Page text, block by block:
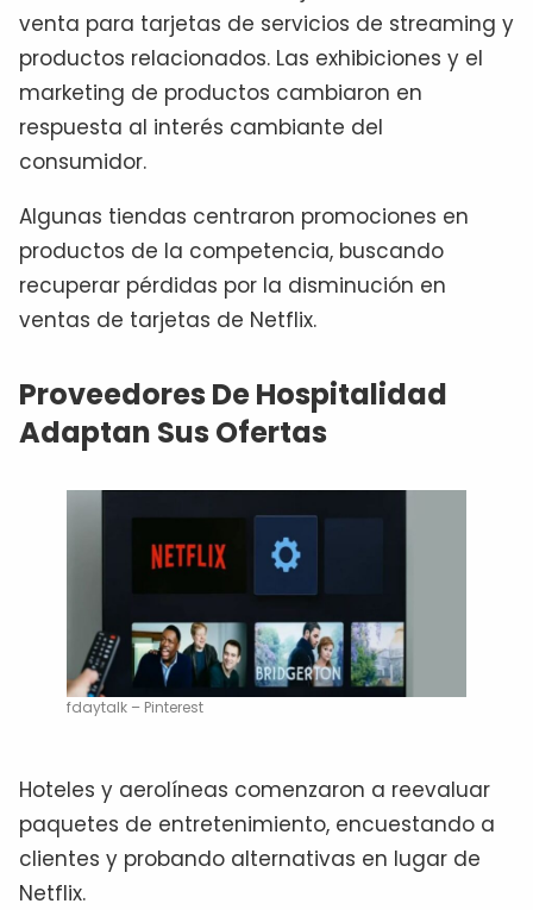
venta para tarjetas de servicios de streaming y
productos relacionados. Las exhibiciones y el
marketing de productos cambiaron en
respuesta al interés cambiante del
consumidor.
Algunas tiendas centraron promociones en
productos de la competencia, buscando
recuperar pérdidas por la disminución en
ventas de tarjetas de Netflix.
Proveedores De Hospitalidad
Adaptan Sus Ofertas
fdaytalk – Pinterest
Hoteles y aerolíneas comenzaron a reevaluar
paquetes de entretenimiento, encuestando a
clientes y probando alternativas en lugar de
Netflix.